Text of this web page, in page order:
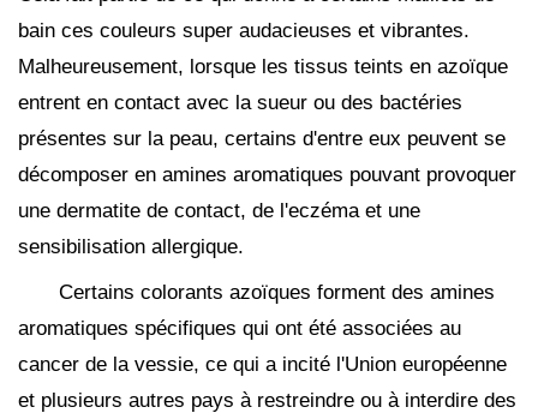
bain ces couleurs super audacieuses et vibrantes.
Malheureusement, lorsque les tissus teints en azoïque
entrent en contact avec la sueur ou des bactéries
présentes sur la peau, certains d'entre eux peuvent se
décomposer en amines aromatiques pouvant provoquer
une dermatite de contact, de l'eczéma et une
sensibilisation allergique.
Certains colorants azoïques forment des amines
aromatiques spécifiques qui ont été associées au
cancer de la vessie, ce qui a incité l'Union européenne
et plusieurs autres pays à restreindre ou à interdire des